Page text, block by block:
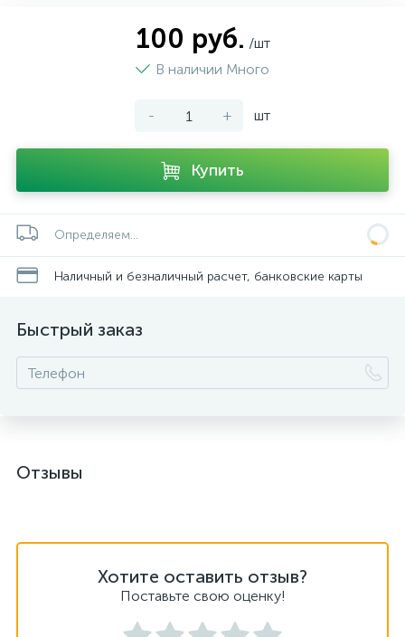
100 руб. /шт
В наличии Много
- + шт
Купить
Определяем...
Наличный и безналичный расчет, банковские карты
Быстрый заказ
Отзывы
Хотите оставить отзыв?
Поставьте свою оценку!